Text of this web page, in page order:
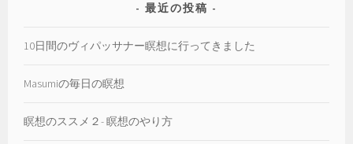
最近の投稿
10日間のヴィパッサナー瞑想に行ってきました
Masumiの毎日の瞑想
瞑想のススメ２- 瞑想のやり方